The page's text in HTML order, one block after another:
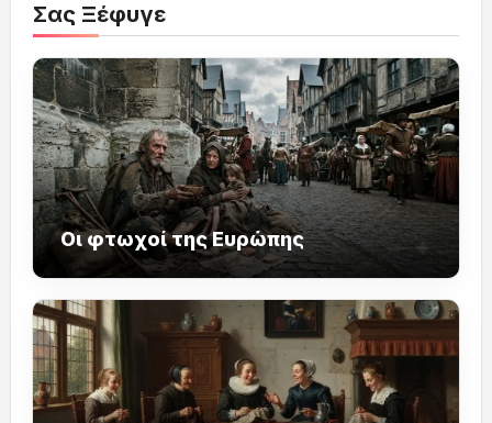
Σας Ξέφυγε
Οι φτωχοί της Ευρώπης